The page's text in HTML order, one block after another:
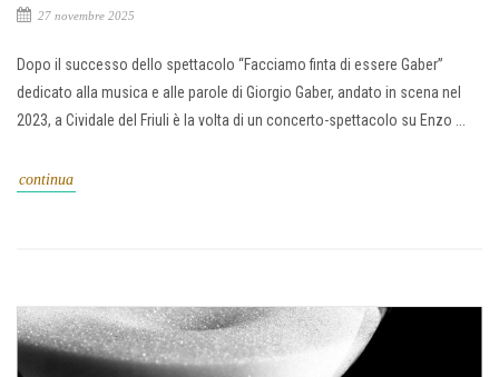
27 novembre 2025
Dopo il successo dello spettacolo “Facciamo finta di essere Gaber”
dedicato alla musica e alle parole di Giorgio Gaber, andato in scena nel
2023, a Cividale del Friuli è la volta di un concerto-spettacolo su Enzo ...
continua